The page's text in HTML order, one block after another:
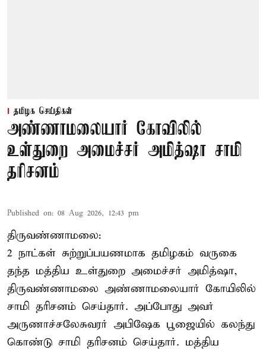
தமிழக செய்திகள்
அண்ணாமலையார் கோவிலில்
உள்துறை அமைச்சர் அமித்ஷா சாமி
தரிசனம்
Published on: 08 Aug 2026, 12:43 pm
திருவண்ணாமலை:
2 நாட்கள் சுற்றுப்பயணமாக தமிழகம் வருகை
தந்த மத்திய உள்துறை அமைச்சர் அமித்ஷா,
திருவண்ணாமலை அண்ணாமலையார் கோயிலில்
சாமி தரிசனம் செய்தார். அப்போது அவர்
அருணாச்சலேசுவரர் அபிஷேக பூஜையில் கலந்து
கொண்டு சாமி தரிசனம் செய்தார். மத்திய